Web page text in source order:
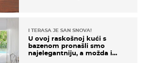
I TERASA JE SAN SNOVA!
U ovoj raskošnoj kući s
bazenom pronašli smo
najelegantniju, a možda i